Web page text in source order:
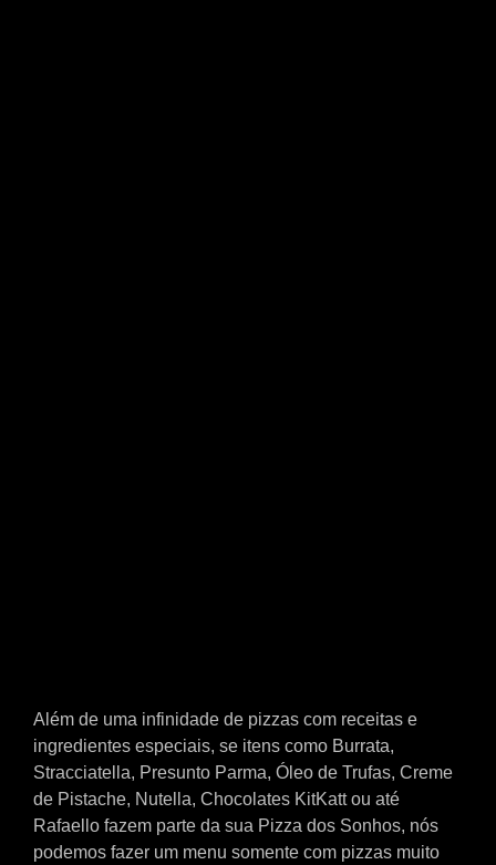
Além de uma infinidade de pizzas com receitas e
ingredientes especiais, se itens como Burrata,
Stracciatella, Presunto Parma, Óleo de Trufas, Creme
de Pistache, Nutella, Chocolates KitKatt ou até
Rafaello fazem parte da sua Pizza dos Sonhos, nós
podemos fazer um menu somente com pizzas muito